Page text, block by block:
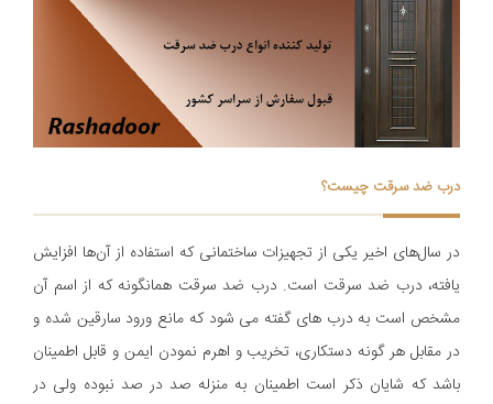
درب ضد سرقت چیست؟
در سال‌های اخیر یکی از تجهیزات ساختمانی که استفاده از آن‌ها افزایش
یافته، درب ضد سرقت است. درب ضد سرقت همانگونه که از اسم آن
مشخص است به درب های گفته می شود که مانع ورود سارقین شده و
در مقابل هر گونه دستکاری، تخریب و اهرم نمودن ایمن و قابل اطمینان
باشد که شایان ذکر است اطمینان به منزله صد در صد نبوده ولی در